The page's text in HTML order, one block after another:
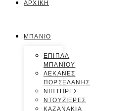
ΑΡΧΙΚΗ
ΜΠΑΝΙΟ
ΕΠΙΠΛΑ
ΜΠΑΝΙΟΥ
ΛΕΚΑΝΕΣ
ΠΟΡΣΕΛΑΝΗΣ
ΝΙΠΤΗΡΕΣ
ΝΤΟΥΖΙΕΡΕΣ
ΚΑΖΑΝΑΚΙΑ